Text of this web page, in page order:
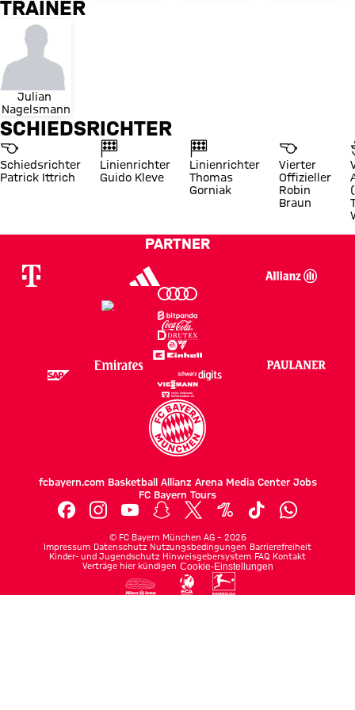
TRAINER
Julian
Nagelsmann
SCHIEDSRICHTER
Schiedsrichter
Patrick Ittrich
Linienrichter
Guido Kleve
Linienrichter
Thomas
Gorniak
Vierter
Offizieller
Robin
Braun
PARTNER
fcbayern.com Basketball Allianz Arena Media Center Jobs
FC Bayern Tours
© FC Bayern München AG – 2026
Impressum Datenschutz Nutzungsbedingungen Barrierefreiheit
Kinder- und Jugendschutz Hinweisgebersystem FAQ Kontakt
Verträge hier kündigen Cookie-Einstellungen